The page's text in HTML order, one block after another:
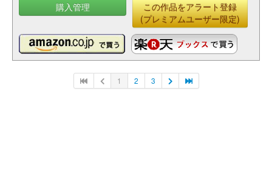
購入管理
この作品をアラート登録
(プレミアムユーザー限定)
1 2 3